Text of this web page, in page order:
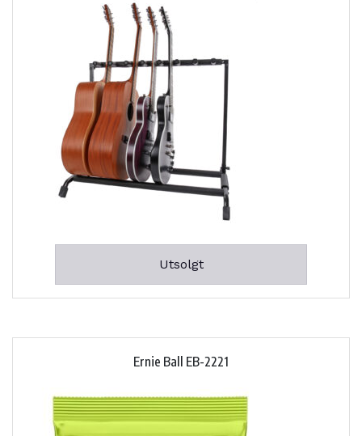
Utsolgt
Ernie Ball EB-2221